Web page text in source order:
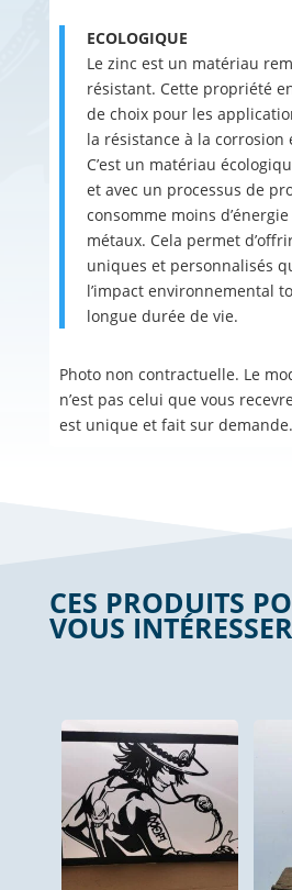
ECOLOGIQUE
Le zinc est un matériau
résistant. Cette propriété
de choix pour les
la résistance à la
C’est un matériau
et avec un processus de
consomme moins
métaux. Cela permet
uniques et personnalisés
l’impact environnemental
longue durée de vie.
Photo non contractuelle. Le
n’est pas celui que vous
est unique et fait sur demande.
CES PRODUITS
VOUS